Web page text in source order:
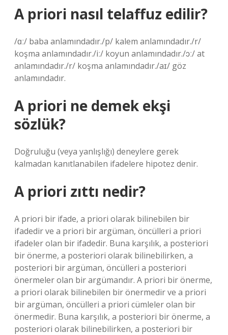
A priori nasıl telaffuz edilir?
/ɑː/ baba anlamındadır./p/ kalem anlamındadır./r/
koşma anlamındadır./iː/ koyun anlamındadır./ɔː/ at
anlamındadır./r/ koşma anlamındadır./aɪ/ göz
anlamındadır.
A priori ne demek ekşi
sözlük?
Doğruluğu (veya yanlışlığı) deneylere gerek
kalmadan kanıtlanabilen ifadelere hipotez denir.
A priori zıttı nedir?
A priori bir ifade, a priori olarak bilinebilen bir
ifadedir ve a priori bir argüman, öncülleri a priori
ifadeler olan bir ifadedir. Buna karşılık, a posteriori
bir önerme, a posteriori olarak bilinebilirken, a
posteriori bir argüman, öncülleri a posteriori
önermeler olan bir argümandır. A priori bir önerme,
a priori olarak bilinebilen bir önermedir ve a priori
bir argüman, öncülleri a priori cümleler olan bir
önermedir. Buna karşılık, a posteriori bir önerme, a
posteriori olarak bilinebilirken, a posteriori bir